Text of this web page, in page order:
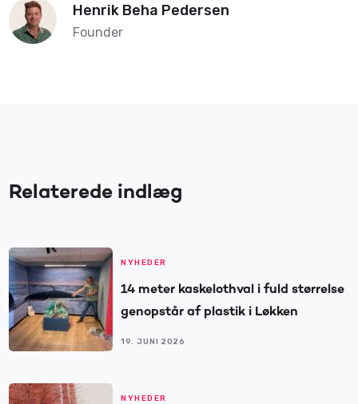
Henrik Beha Pedersen
Founder
Relaterede indlæg
NYHEDER
14 meter kaskelothval i fuld størrelse
genopstår af plastik i Løkken
19. JUNI 2026
NYHEDER